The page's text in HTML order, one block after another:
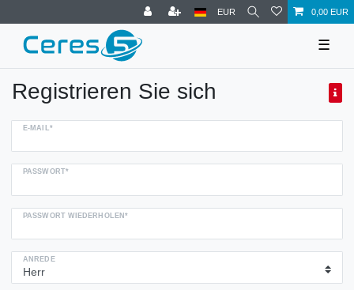
EUR 0,00 EUR
☰
Registrieren Sie sich
E-MAIL*
PASSWORT*
PASSWORT WIEDERHOLEN*
ANREDE